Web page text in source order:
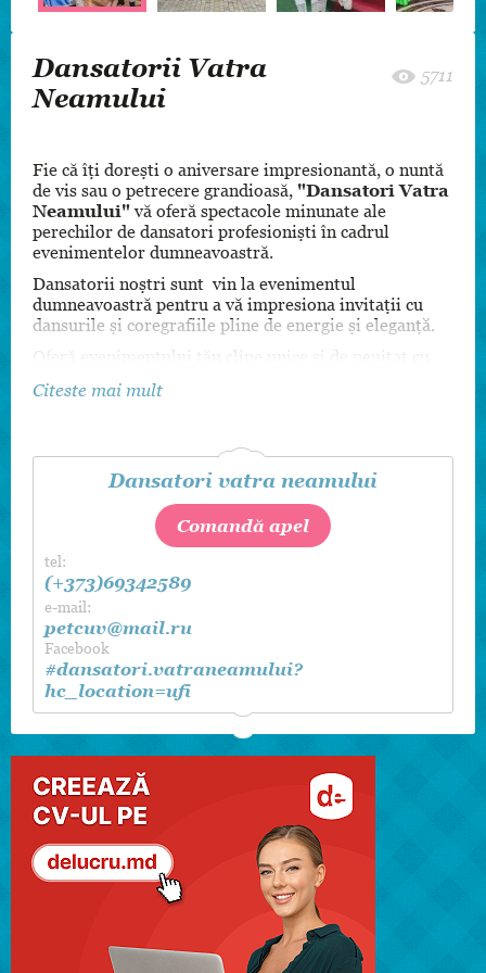
Dansatorii Vatra
Neamului
5711
Fie că îți dorești o aniversare impresionantă, o nuntă
de vis sau o petrecere grandioasă, "Dansatori Vatra
Neamului"vă oferă spectacole minunate ale
perechilor de dansatori profesioniști în cadrul
evenimentelor dumneavoastră.
Dansatorii noștri sunt vin la evenimentul
dumneavoastră pentru a vă impresiona invitații cu
dansurile și coregrafiile pline de energie și eleganță.
Oferă evenimentului tău clipe unice și de neuitat cu
în care invitații dumneavoastră vor dansa alături de
Citeste mai mult
Dansatori vatra neamului
Comandă apel
tel:
(+373)69342589
e-mail:
petcuv@mail.ru
Facebook
#dansatori.vatraneamului?
hc_location=ufi